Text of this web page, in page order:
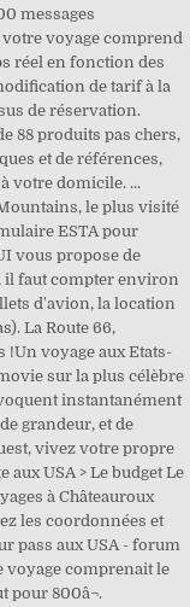
messages
votre voyage comprend
réel en fonction des
de tarif à la
de réservation.
88 produits pas chers,
et de références,
votre domicile. ...
le plus visité
ESTA pour
vous propose de
il faut compter environ
d'avion, la location
La Route 66,
!Un voyage aux Etats-
sur la plus célèbre
instantanément
grandeur, et de
vivez votre propre
USA > Le budget Le
à Châteauroux
les coordonnées et
pass aux USA - forum
voyage comprenait le
pour 800â¬.